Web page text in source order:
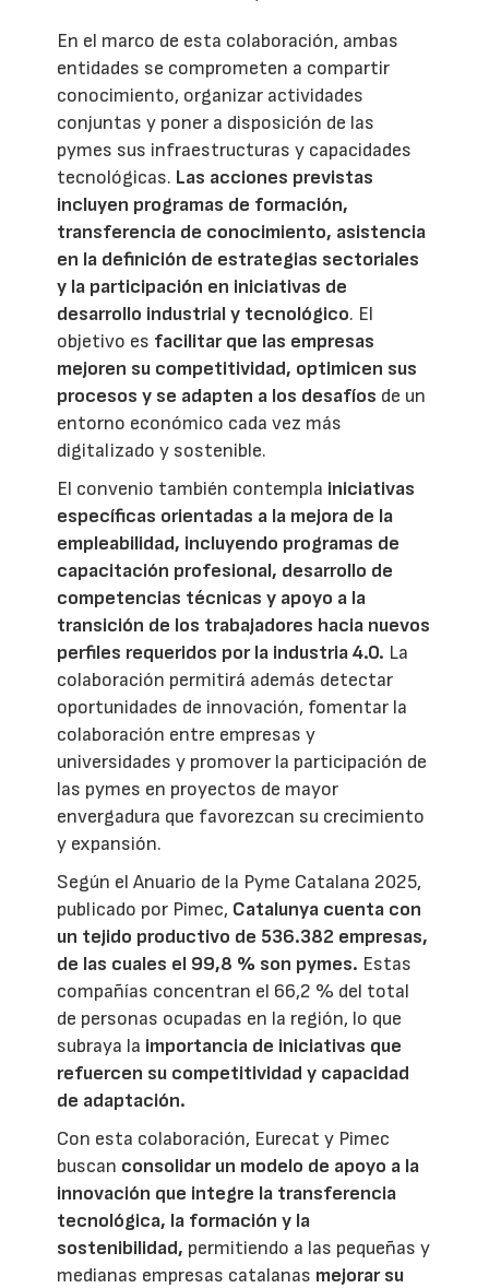
En el marco de esta colaboración, ambas
entidades se comprometen a compartir
conocimiento, organizar actividades
conjuntas y poner a disposición de las
pymes sus infraestructuras y capacidades
tecnológicas. Las acciones previstas
incluyen programas de formación,
transferencia de conocimiento, asistencia
en la definición de estrategias sectoriales
y la participación en iniciativas de
desarrollo industrial y tecnológico. El
objetivo es facilitar que las empresas
mejoren su competitividad, optimicen sus
procesos y se adapten a los desafíos de un
entorno económico cada vez más
digitalizado y sostenible.
El convenio también contempla iniciativas
específicas orientadas a la mejora de la
empleabilidad, incluyendo programas de
capacitación profesional, desarrollo de
competencias técnicas y apoyo a la
transición de los trabajadores hacia nuevos
perfiles requeridos por la industria 4.0. La
colaboración permitirá además detectar
oportunidades de innovación, fomentar la
colaboración entre empresas y
universidades y promover la participación de
las pymes en proyectos de mayor
envergadura que favorezcan su crecimiento
y expansión.
Según el Anuario de la Pyme Catalana 2025,
publicado por Pimec, Catalunya cuenta con
un tejido productivo de 536.382 empresas,
de las cuales el 99,8 % son pymes. Estas
compañías concentran el 66,2 % del total
de personas ocupadas en la región, lo que
subraya la importancia de iniciativas que
refuercen su competitividad y capacidad
de adaptación.
Con esta colaboración, Eurecat y Pimec
buscan consolidar un modelo de apoyo a la
innovación que integre la transferencia
tecnológica, la formación y la
sostenibilidad, permitiendo a las pequeñas y
medianas empresas catalanas mejorar su